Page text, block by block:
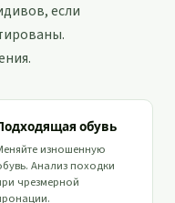
если
обувь
изношенную
Анализ походки
чрезмерной